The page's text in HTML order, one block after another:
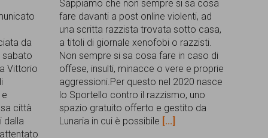
da
sabato
Vittorio
città
dalla
Sappiamo che non sempre si sa cosa
fare davanti a post online violenti, ad
una scritta razzista trovata sotto casa,
a titoli di giornale xenofobi o razzisti.
Non sempre si sa cosa fare in caso di
offese, insulti, minacce o vere e proprie
aggressioni.Per questo nel 2020 nasce
lo Sportello contro il razzismo, uno
spazio gratuito offerto e gestito da
Lunaria in cui è possibile [...]